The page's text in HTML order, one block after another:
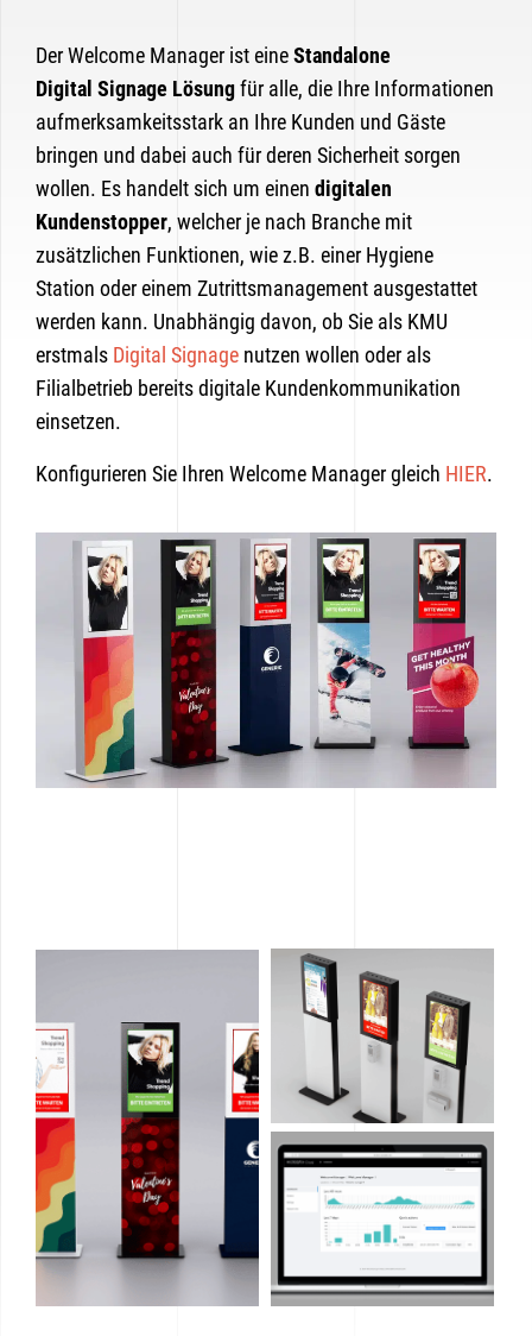
Der Welcome Manager ist eineStandalone
Digital Signage Lösungfür alle, die Ihre Informationen
aufmerksamkeitsstark an Ihre Kunden und Gäste
bringen und dabei auch für deren Sicherheit sorgen
wollen. Es handelt sich um einen digitalen
Kundenstopper, welcher je nach Branche mit
zusätzlichen Funktionen, wie z.B. einer Hygiene
Station oder einem Zutrittsmanagement ausgestattet
werden kann. Unabhängig davon, ob Sie als KMU
erstmals Digital Signage nutzen wollen oder als
Filialbetrieb bereits digitale Kundenkommunikation
einsetzen.
Konfigurieren Sie Ihren Welcome Manager gleich HIER.